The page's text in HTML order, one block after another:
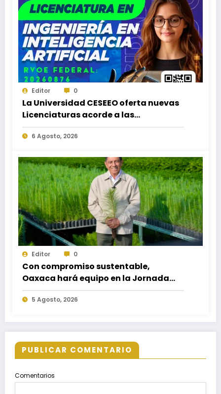
Editor 0
La Universidad CESEEO oferta nuevas
Licenciaturas acorde a las
necesidades educativas de los
egresados de escuelas del nivel medio
6 Agosto, 2026
Editor 0
Con compromiso sustentable,
Oaxaca hará equipo en la Jornada
Nacional de Reforestación 2026
5 Agosto, 2026
PUBLICAR COMENTARIO
Comentarios